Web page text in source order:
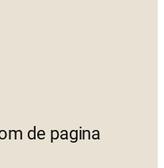
de pagina